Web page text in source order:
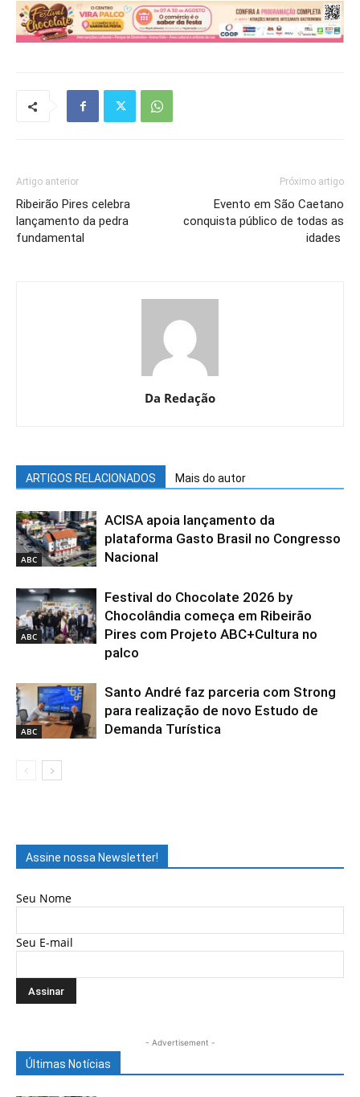
Artigo anterior
Ribeirão Pires celebra
lançamento da pedra
fundamental
Próximo artigo
Evento em São Caetano
conquista público de todas as
idades
Da Redação
ARTIGOS RELACIONADOS Mais do autor
ABC
ACISA apoia lançamento da
plataforma Gasto Brasil no Congresso
Nacional
ABC
Festival do Chocolate 2026 by
Chocolândia começa em Ribeirão
Pires com Projeto ABC+Cultura no
palco
ABC
Santo André faz parceria com Strong
para realização de novo Estudo de
Demanda Turística
Assine nossa Newsletter!
Seu Nome
Seu E-mail
- Advertisement -
Últimas Notícias